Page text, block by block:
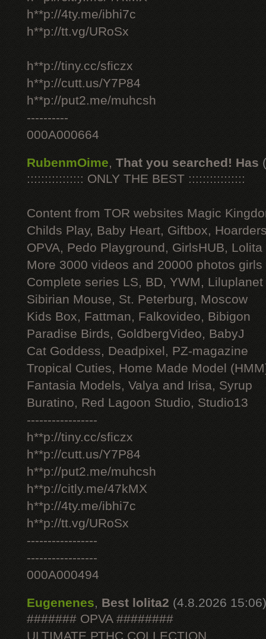
h**p://4ty.me/ibhi7c
h**p://tt.vg/URoSx
h**p://tiny.cc/sficzx
h**p://cutt.us/Y7P84
h**p://put2.me/muhcsh
----------
000A000664
RubenmOime, That you searched! Has
:::::::::::::::: ONLY THE BEST ::::::::::::::::
Content from TOR websites Magic
Childs Play, Baby Heart, Giftbox,
OPVA, Pedo Playground, GirlsHUB, Lolita
More 3000 videos and 20000 photos
Complete series LS, BD, YWM, Liluplanet
Sibirian Mouse, St. Peterburg, Moscow
Kids Box, Fattman, Falkovideo, Bibigon
Paradise Birds, GoldbergVideo, BabyJ
Cat Goddess, Deadpixel, PZ-magazine
Tropical Cuties, Home Made Model
Fantasia Models, Valya and Irisa, Syrup
Buratino, Red Lagoon Studio, Studio13
-----------------
h**p://tiny.cc/sficzx
h**p://cutt.us/Y7P84
h**p://put2.me/muhcsh
h**p://citly.me/47kMX
h**p://4ty.me/ibhi7c
h**p://tt.vg/URoSx
-----------------
-----------------
000A000494
Eugenenes, Best lolita2 (4.8.2026 15:06)
####### OPVA ########
ULTIMATE РТНС COLLECTION